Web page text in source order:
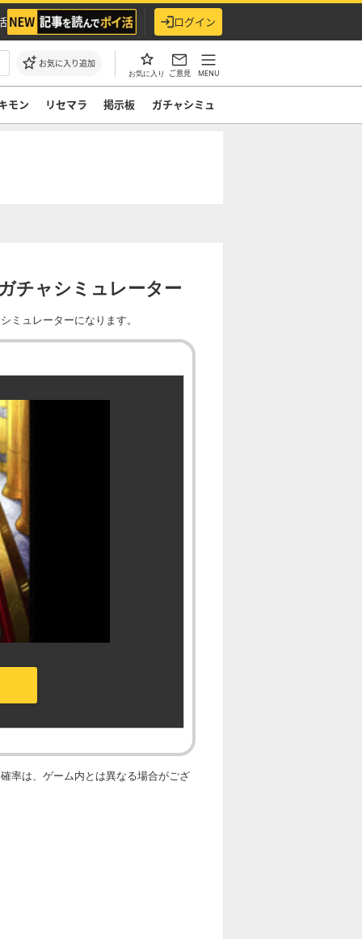
ログイン
お気に入り追加
お気に入り ご意見 MENU
モン リセマラ 掲示板 ガチャシミュ
チャシミュレーター
ミュレーターになります。
率は、ゲーム内とは異なる場合がござ